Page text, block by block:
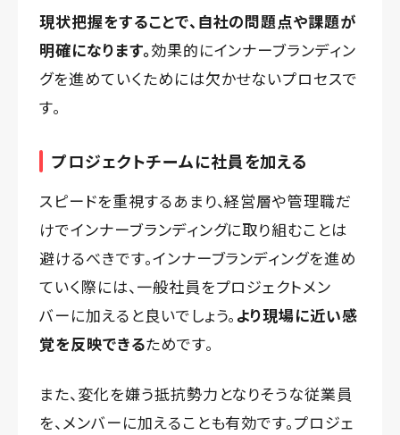
現状把握をすることで、自社の問題点や課題が
明確になります。効果的にインナーブランディン
グを進めていくためには欠かせないプロセスで
す。
プロジェクトチームに社員を加える
スピードを重視するあまり、経営層や管理職だ
けでインナーブランディングに取り組むことは
避けるべきです。インナーブランディングを進め
ていく際には、一般社員をプロジェクトメン
バーに加えると良いでしょう。 より現場に近い感
覚を反映できるためです。
また、変化を嫌う抵抗勢力となりそうな従業員
を、メンバーに加えることも有効です。プロジェ